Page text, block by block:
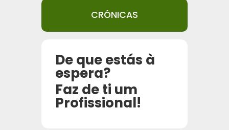
CRÓNICAS
De que estás à
espera?
Faz de ti um
Profissional!